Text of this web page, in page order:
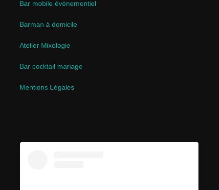
Bar mobile évènementiel
Barman à domicile
Atelier Mixologie
Bar cocktail mariage
Mentions Légales